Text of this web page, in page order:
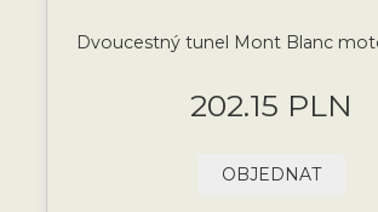
Dvoucestný tunel Mont Blanc
202.15 PLN
OBJEDNAT